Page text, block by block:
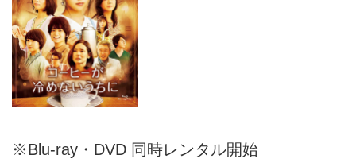
※Blu-ray・DVD 同時レンタル開始